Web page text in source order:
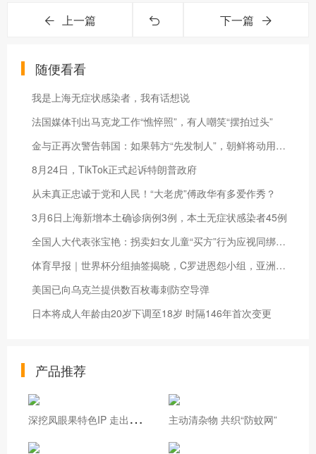
上一篇 下一篇
随便看看
我是上海无症状感染者，我有话想说
法国媒体刊出马克龙工作“憔悴照”，有人嘲笑“摆拍过头”
金与正再次警告韩国：如果韩方“先发制人”，朝鲜将动用核武器
8月24日，TikTok正式起诉特朗普政府
从未真正忠诚于党和人民！“大老虎”傅政华有多爱作秀？
3月6日上海新增本土确诊病例3例，本土无症状感染者45例
全国人大代表张宝艳：拐卖妇女儿童“买方”行为应视同绑架，量刑应重于“拐卖方”
体育早报｜世界杯分组抽签揭晓，C罗进恩怨小组，亚洲恐遭团灭
美国已向乌克兰提供数百枚毒刺防空导弹
日本将成人年龄由20岁下调至18岁 时隔146年首次变更
产品推荐
深
挖凤眼果特色IP 走出基层治理新路 主动清杂物 共织“防蚊网”